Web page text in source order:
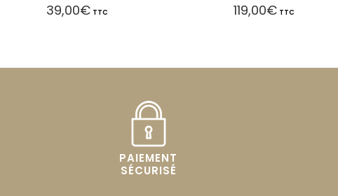
39,00€ TTC 119,00€ TTC
PAIEMENT
SÉCURISÉ